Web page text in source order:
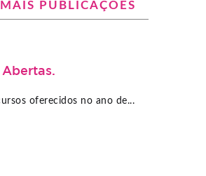
PUBLICAÇÕES
oferecidos no ano de...